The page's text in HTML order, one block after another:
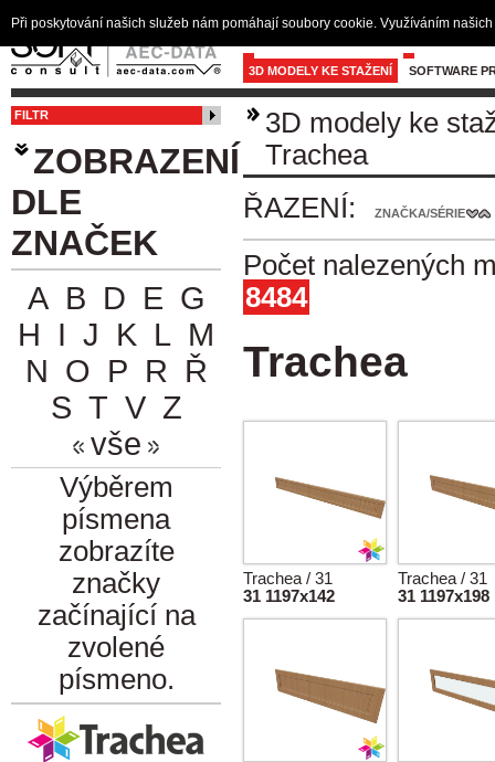
3D MODELY KE STAŽENÍ SOFTWARE
FILTR
ZOBRAZENÍ
DLE
ZNAČEK
A B D E G
H I J K L M
N O P R Ř
S T V Z
vše
Výběrem
písmena
zobrazíte
značky
začínající na
zvolené
písmeno.
3D modely ke
Trachea
ŘAZENÍ:
ZNAČKA/SÉRIE
Počet nalezených
8484
Trachea
Trachea / 31
31 1197x142
Trachea / 31
31 1197x198
Při poskytování našich služeb nám pomáhají soubory cookie. Využíváním